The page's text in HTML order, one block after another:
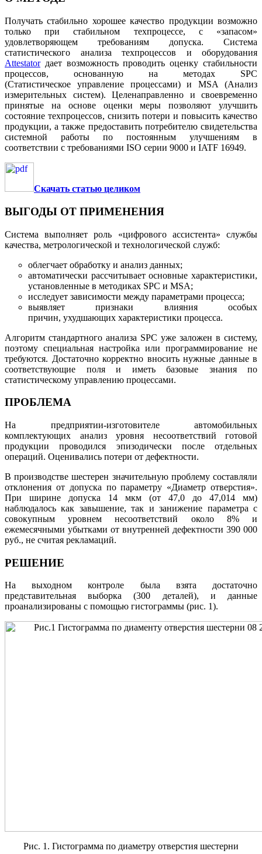
Получать стабильно хорошее качество продукции возможно
только при стабильном техпроцессе, с «запасом»
удовлетворяющем требованиям допуска. Система
статистического анализа техпроцессов и оборудования
Attestatorдает возможность проводить оценку стабильности
процессов, основанную на методах SPC
(Статистическое управление процессами) и MSA (Анализ
измерительных систем). Целенаправленно и своевременно
принятые на основе оценки меры позволяют улучшить
состояние техпроцессов, снизить потери и повысить качество
продукции, а также предоставить потребителю свидетельства
системной работы по постоянным улучшениям в
соответствии с требованиями ISO серии 9000 и IATF 16949.
Скачать статью целиком
ВЫГОДЫ ОТ ПРИМЕНЕНИЯ
Система выполняет роль «цифрового ассистента» службы
качества, метрологической и технологической служб:
облегчает обработку и анализ данных;
автоматически рассчитывает основные характеристики,
установленные в методиках SPC и MSA;
исследует зависимости между параметрами процесса;
выявляет признаки влияния особых
причин, ухудшающих характеристики процесса.
Алгоритм стандартного анализа SPC уже заложен в систему,
поэтому специальная настройка или программирование не
требуются. Достаточно корректно вносить нужные данные в
соответствующие поля и иметь базовые знания по
статистическому управлению процессами.
ПРОБЛЕМА
На предприятии-изготовителе автомобильных
комплектующих анализ уровня несоответствий готовой
продукции проводился эпизодически после отдельных
операций. Оценивались потери от дефектности.
В производстве шестерен значительную проблему составляли
отклонения от допуска по параметру «Диаметр отверстия».
При ширине допуска 14 мкм (от 47,0 до 47,014 мм)
наблюдалось как завышение, так и занижение параметра с
совокупным уровнем несоответствий около 8% и
ежемесячными убытками от внутренней дефектности 390 000
руб., не считая рекламаций.
РЕШЕНИЕ
На выходном контроле была взята достаточно
представительная выборка (300 деталей), и данные
проанализированы с помощью гистограммы (рис. 1).
Рис. 1. Гистограмма по диаметру отверстия шестерни